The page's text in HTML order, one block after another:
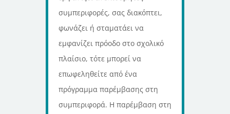
συμπεριφορές, σας διακόπτει,
φωνάζει ή σταματάει να
εμφανίζει πρόοδο στο σχολικό
πλαίσιο, τότε μπορεί να
επωφεληθείτε από ένα
πρόγραμμα παρέμβασης στη
συμπεριφορά. Η παρέμβαση στη